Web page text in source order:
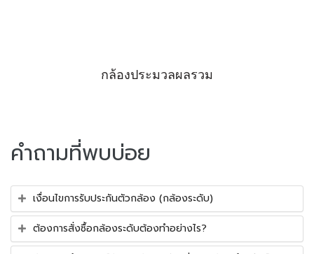
กล้องประมวลผลรวม
คำถามที่พบบ่อย
เงื่อนไขการรับประกันตัวกล้อง (กล้องระดับ)
ต้องการสั่งซื้อกล้องระดับต้องทำอย่างไร?